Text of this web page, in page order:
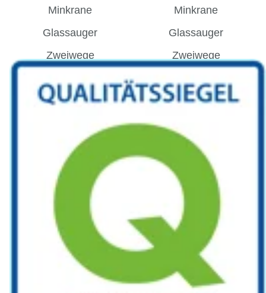
Minkrane
Glassauger
Zweiwege
Minkrane
Glassauger
Zweiwege
Kontakt
Service
Team